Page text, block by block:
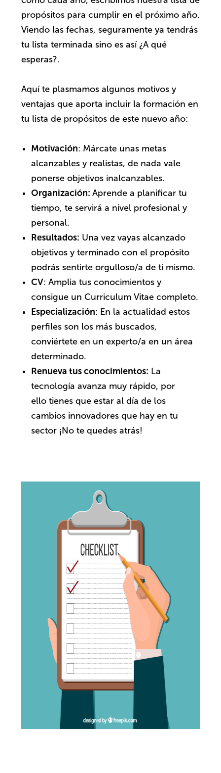
propósitos para cumplir en el próximo año.
Viendo las fechas, seguramente ya tendrás
tu lista terminada sino es así ¿A qué
esperas?.
Aquí te plasmamos algunos motivos y
ventajas que aporta incluir la formación en
tu lista de propósitos de este nuevo año:
Motivación: Márcate unas metas
alcanzables y realistas, de nada vale
ponerse objetivos inalcanzables.
Organización: Aprende a planificar tu
tiempo, te servirá a nivel profesional y
personal.
Resultados: Una vez vayas alcanzado
objetivos y terminado con el propósito
podrás sentirte orgulloso/a de ti mismo.
CV: Amplia tus conocimientos y
consigue un Curriculum Vitae completo.
Especialización: En la actualidad estos
perfiles son los más buscados,
conviértete en un experto/a en un área
determinado.
Renueva tus conocimientos: La
tecnología avanza muy rápido, por
ello tienes que estar al día de los
cambios innovadores que hay en tu
sector ¡No te quedes atrás!